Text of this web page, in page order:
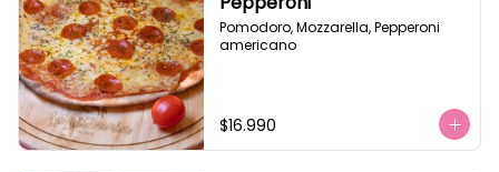
Pomodoro, Mozzarella, Pepperoni
americano
$16.990